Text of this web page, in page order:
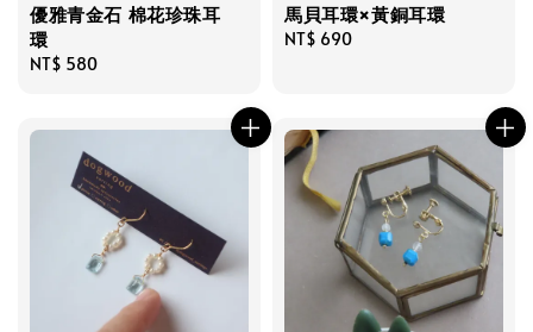
優雅青金石 棉花珍珠耳
環
Regular
NT$ 580
馬貝耳環×黃銅耳環
Regular
NT$ 690